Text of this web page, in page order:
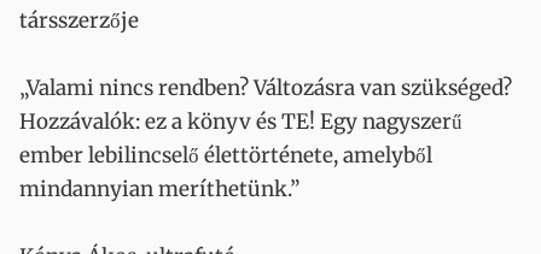
társszerzője
„Valami nincs rendben? Változásra van szükséged?
Hozzávalók: ez a könyv és TE! Egy nagyszerű
ember lebilincselő élettörténete, amelyből
mindannyian meríthetünk.”